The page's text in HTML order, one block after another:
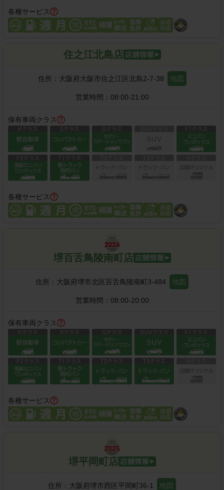
各種サービス
住之江北島店
住所： 大阪府大阪市住之江区北島2-7-38 地図
営業時間： 08:00-21:00
保有車両クラス
各種サービス
堺百舌鳥陵南町店
住所： 大阪府堺市北区百舌鳥陵南町3-484 地図
営業時間： 08:00-20:00
保有車両クラス
各種サービス
堺平岡町店
住所： 大阪府堺市西区平岡町36-1 地図